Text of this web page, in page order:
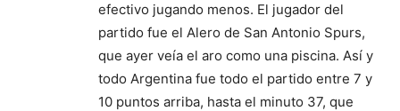
efectivo jugando menos. El jugador del
partido fue el Alero de San Antonio Spurs,
que ayer veía el aro como una piscina. Así y
todo Argentina fue todo el partido entre 7 y
10 puntos arriba, hasta el minuto 37, que